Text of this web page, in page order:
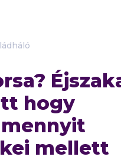
hogy
mellett